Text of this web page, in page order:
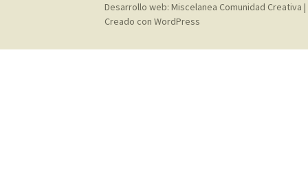
Desarrollo web: Miscelanea Comunidad Creativa |
Creado con WordPress